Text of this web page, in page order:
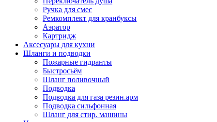
Ручка для смес
Ремкомплект для кранбуксы
Аэратор
Картридж
Аксесуары для кухни
Шланги и подводки
Пожарные гидранты
Быстросьём
Шланг поливочный
Подводка
Подводка для газа резин.арм
Подводка сильфонная
Шланг для стир. машины